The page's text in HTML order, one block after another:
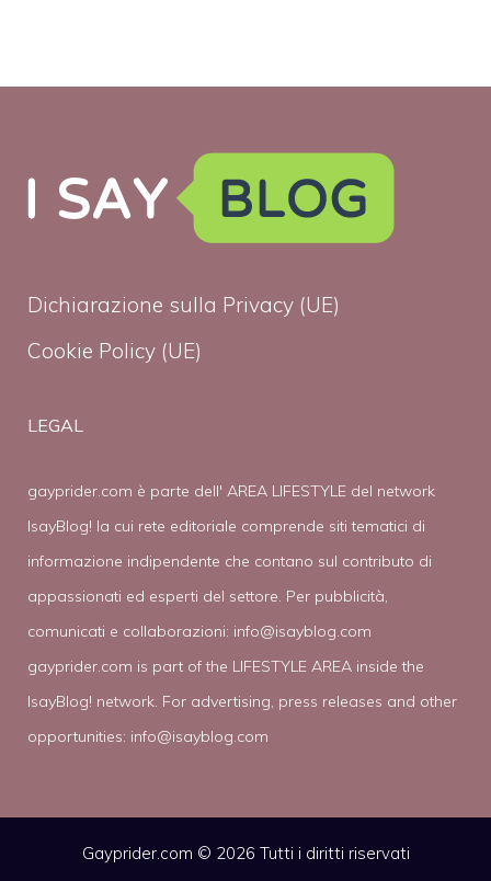
Dichiarazione sulla Privacy (UE)
Cookie Policy (UE)
LEGAL
gayprider.com è parte dell' AREA LIFESTYLE del network
IsayBlog! la cui rete editoriale comprende siti tematici di
informazione indipendente che contano sul contributo di
appassionati ed esperti del settore. Per pubblicità,
comunicati e collaborazioni: info@isayblog.com
gayprider.com is part of the LIFESTYLE AREA inside the
IsayBlog! network. For advertising, press releases and other
opportunities: info@isayblog.com
Gayprider.com © 2026 Tutti i diritti riservati